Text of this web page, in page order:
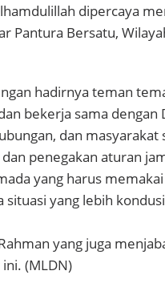
dipercaya
Pantura Bersatu,
hadirnya teman
bekerja sama dengan
dan
penegakan aturan
yang harus
situasi yang lebih
yang juga
(MLDN)